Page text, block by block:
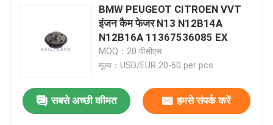
समाचार
BMW PEUGEOT CITROEN VVT
इंजन कैम फेजर N13 N12B14A
N12B16A 11367536085 EX
MOQ：20 पीसीएस
मूल्य：USD/EUR 20-60 per pcs
सबसे अच्छी कीमत हमसे संपर्क करें